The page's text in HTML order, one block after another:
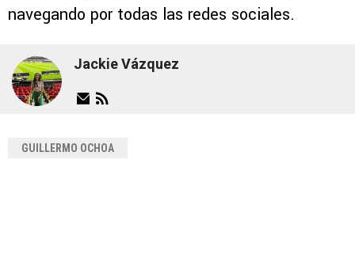
navegando por todas las redes sociales.
Jackie Vázquez
GUILLERMO OCHOA